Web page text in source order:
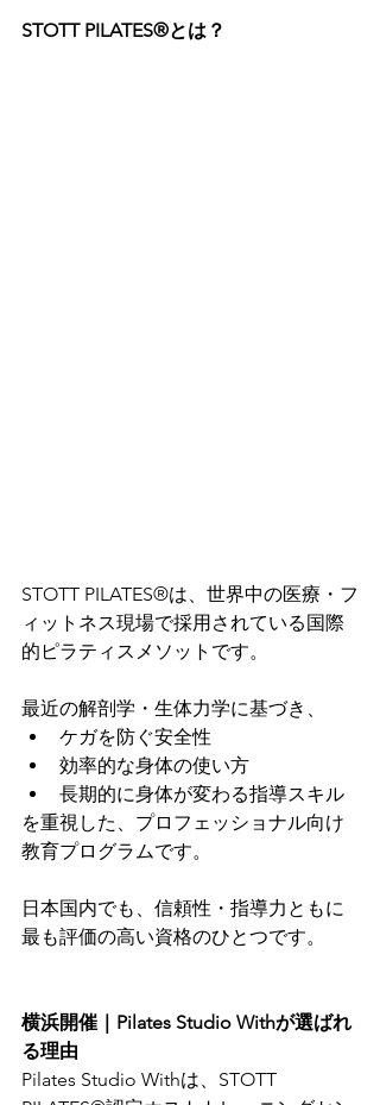
STOTT PILATES®とは？
STOTT PILATES®は、世界中の医療・フ
ィットネス現場で採用されている国際
的ピラティスメソットです。
最近の解剖学・生体力学に基づき、
ケガを防ぐ安全性
効率的な身体の使い方
長期的に身体が変わる指導スキル
を重視した、プロフェッショナル向け
教育プログラムです。
日本国内でも、信頼性・指導力ともに
最も評価の高い資格のひとつです。
横浜開催｜Pilates Studio Withが選ばれ
る理由
Pilates Studio Withは、STOTT